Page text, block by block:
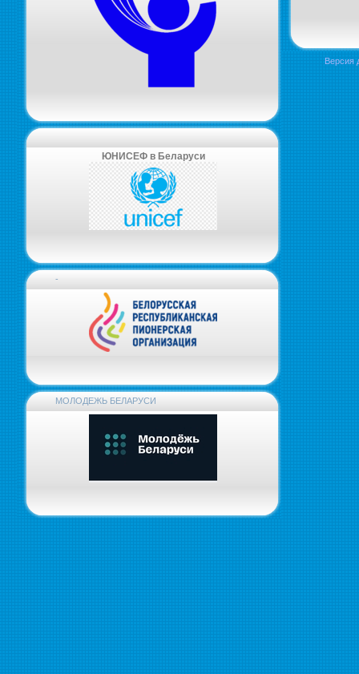
ЮНИСЕФ в Беларуси
-
МОЛОДЕЖЬ БЕЛАРУСИ
Версия